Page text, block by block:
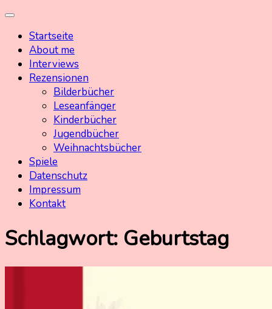
Skip
contentStartseite
About me
Interviews
Rezensionen
Bilderbücher
Leseanfänger
Kinderbücher
Jugendbücher
Weihnachtsbücher
Spiele
Datenschutz
Impressum
Kontakt
Schlagwort: Geburtstag